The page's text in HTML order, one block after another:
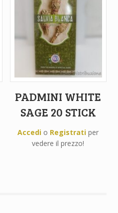
PADMINI WHITE
SAGE 20 STICK
Accedi o Registrati per
vedere il prezzo!